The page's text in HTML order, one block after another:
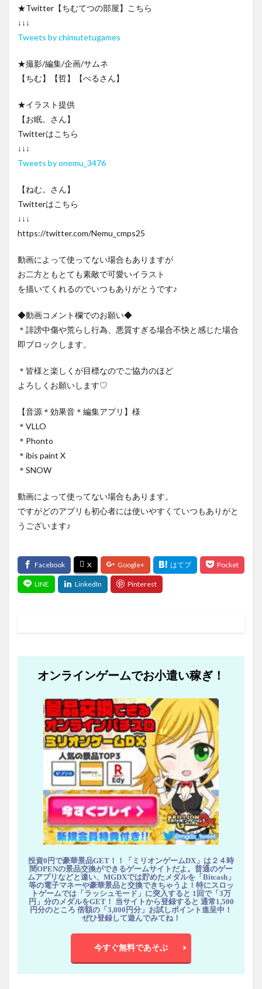
★Twitter【ちむてつの部屋】こちら
↓↓↓
Tweets by chimutetugames
★撮影/編集/企画/サムネ
【ちむ】【哲】【ぺるさん】
★イラスト提供
【お眠。さん】
Twitterはこちら
↓↓↓
Tweets by onemu_3476
【ねむ。さん】
Twitterはこちら
↓↓↓
https://twitter.com/Nemu_cmps25
動画によって使ってない場合もありますが
お二方ともとても素敵で可愛いイラスト
を描いてくれるのでいつもありがとうです♪
◆動画コメント欄でのお願い◆
＊誹謗中傷や荒らし行為、悪質すぎる場合不快と感じた場合
即ブロックします。
＊皆様と楽しくが目標なのでご協力のほど
よろしくお願いします♡
【音源＊効果音＊編集アプリ】様
＊VLLO
＊Phonto
＊ibis paint X
＊SNOW
動画によって使ってない場合もあります。
ですがどのアプリも初心者には使いやすくていつもありがと
うございます♪
オンラインゲームでお小遣い稼ぎ！
投資0円で豪華景品GET！！「ミリオンゲームDX」は２４時
間OPENの景品交換ができるゲームサイトだよ。普通のゲー
ムアプリなどと違い、MGDXでは貯めたメダルを「Bitcash」
等の電子マネーや豪華景品と交換できちゃうよ！特にスロッ
トゲームでは「ラッシュモード」に突入すると 1回で「3万
円」分のメダルをGET！ 当サイトから登録すると 通常1,500
円分のところ 倍額の「3,000円分」お試しポイント進呈中！
ぜひ登録して遊んでみてね！
今すぐ無料であそぶ